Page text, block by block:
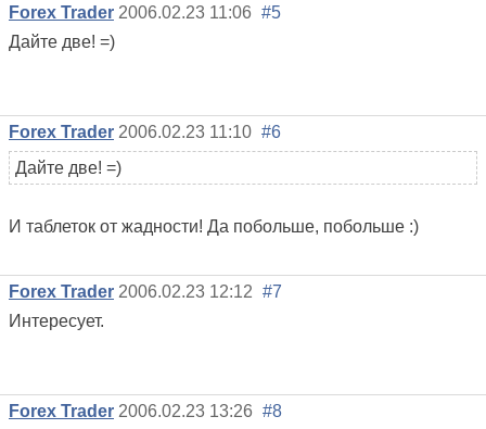
Forex Trader 2006.02.23 11:06 #5
Дайте две! =)
Forex Trader 2006.02.23 11:10 #6
Дайте две! =)
И таблеток от жадности! Да побольше, побольше :)
Forex Trader 2006.02.23 12:12 #7
Интересует.
Forex Trader 2006.02.23 13:26 #8